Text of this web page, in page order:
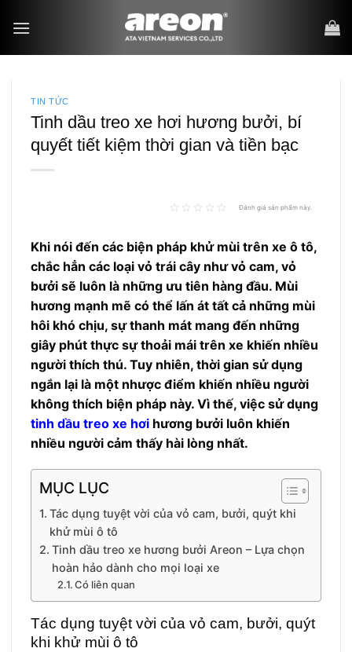
qua
TIN TỨC
Tinh dầu treo xe hơi hương bưởi, bí
quyết tiết kiệm thời gian và tiền bạc
Đánh giá sản phẩm này.
Khi nói đến các biện pháp khử mùi trên xe ô tô,
chắc hẳn các loại vỏ trái cây như vỏ cam, vỏ
bưởi sẽ luôn là những ưu tiên hàng đầu. Mùi
hương mạnh mẽ có thể lấn át tất cả những mùi
hôi khó chịu, sự thanh mát mang đến những
giây phút thực sự thoải mái trên xe khiến nhiều
người thích thú. Tuy nhiên, thời gian sử dụng
ngắn lại là một nhược điểm khiến nhiều người
không thích biện pháp này. Vì thế, việc sử dụng
tinh dầu treo xe hơi hương bưởi luôn khiến
nhiều người cảm thấy hài lòng nhất.
MỤC LỤC
Tác dụng tuyệt vời của vỏ cam, bưởi, quýt khi
khử mùi ô tô
Tinh dầu treo xe hương bưởi Areon – Lựa chọn
hoàn hảo dành cho mọi loại xe
Có liên quan
Tác dụng tuyệt vời của vỏ cam, bưởi, quýt
khi khử mùi ô tô